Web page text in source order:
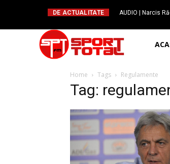
DE ACTUALITATE
AUDIO | Narcis
Home Tags Regulamente
Tag: